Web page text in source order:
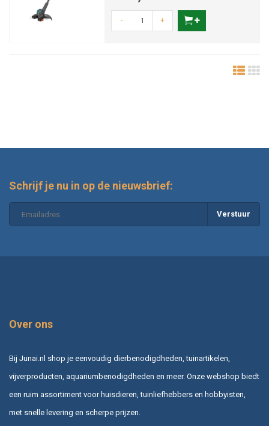
- +
Schrijf je nu in op de nieuwsbrief:
Verstuur
Over ons
Bij Junai.nl shop je eenvoudig dierbenodigdheden, tuinartikelen,
vijverproducten, aquariumbenodigdheden en meer. Onze webshop biedt
een ruim assortiment voor huisdieren, tuinliefhebbers en hobbyisten,
met snelle levering en scherpe prijzen.